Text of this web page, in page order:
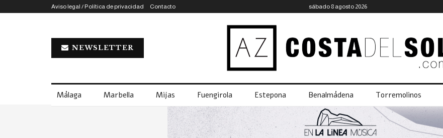
Aviso legal / Política de privacidad Contacto sábado 8 agosto 2026
NEWSLETTER
Málaga Marbella Mijas Fuengirola Estepona Benalmádena Torremolinos